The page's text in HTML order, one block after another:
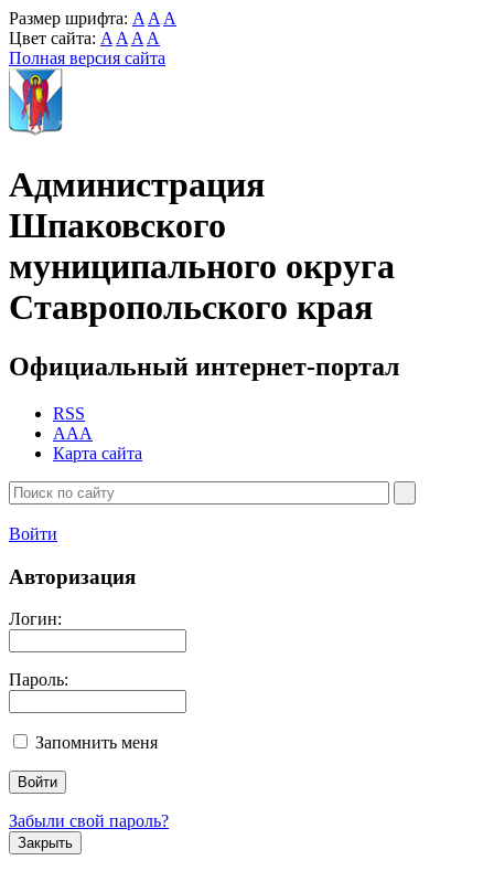
Размер шрифта: A A A
Цвет сайта: A A A A
Полная версия сайта
Администрация
Шпаковского
муниципального округа
Ставропольского края
Официальный интернет-портал
RSS
AAA
Карта сайта
Войти
Авторизация
Логин:
Пароль:
Запомнить меня
Забыли свой пароль?
Закрыть